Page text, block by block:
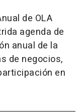
de OLA
agenda de
anual de la
de negocios,
en